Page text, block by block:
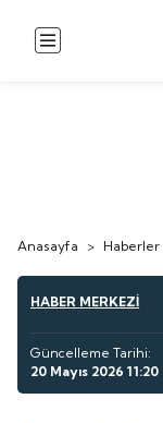
Anasayfa > Haberler
HABER MERKEZİ
Güncelleme Tarihi:
20 Mayıs 2026 11:20